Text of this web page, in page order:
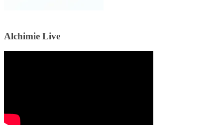
Alchimie Live